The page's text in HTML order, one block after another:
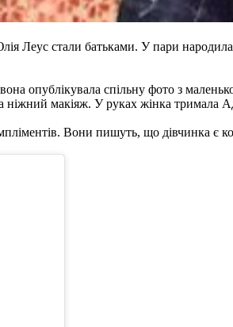
стали батьками. У пари
опублікувала спільну фото з
макіяж. У руках жінка тримала
Вони пишуть, що дівчинка є